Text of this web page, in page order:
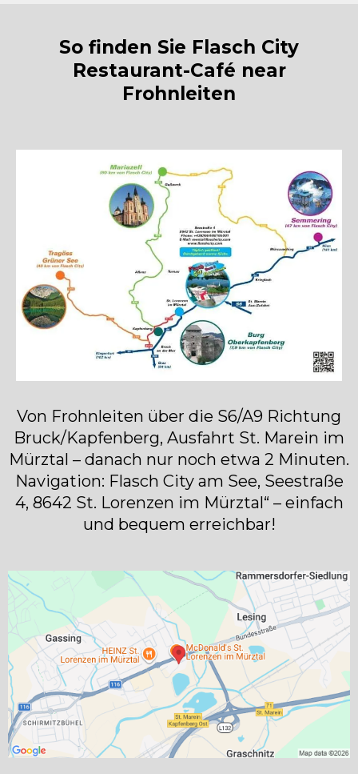
So finden Sie Flasch City
Restaurant-Café near
Frohnleiten
Von Frohnleiten über die S6/A9 Richtung
Bruck/Kapfenberg, Ausfahrt St. Marein im
Mürztal – danach nur noch etwa 2 Minuten.
Navigation: Flasch City am See, Seestraße
4, 8642 St. Lorenzen im Mürztal“ – einfach
und bequem erreichbar!